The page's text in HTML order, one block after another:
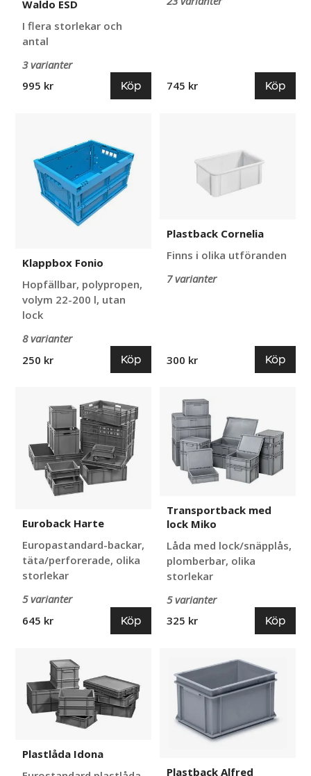
Waldo ESD
I flera storlekar och
antal
3 varianter
995 kr
Köp 745 kr Köp
Klappbox Fonio
Hopfällbar, polypropen,
volym 22-200 l, utan
lock
8 varianter
250 kr
Köp
Plastback Cornelia
Finns i olika utföranden
7 varianter
300 kr Köp
Euroback Harte
Europastandard-backar,
täta/perforerade, olika
storlekar
5 varianter
645 kr
Köp
med
lock
Miko
Transportback med
lock Miko
Låda med lock/snäpplås,
plomberbar, olika
storlekar
5 varianter
325 kr
Köp
Plastlåda Idona
Alfred
Plastback Alfred